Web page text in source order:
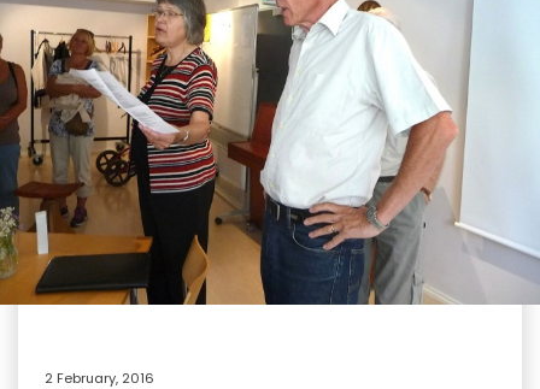
2 February, 2016